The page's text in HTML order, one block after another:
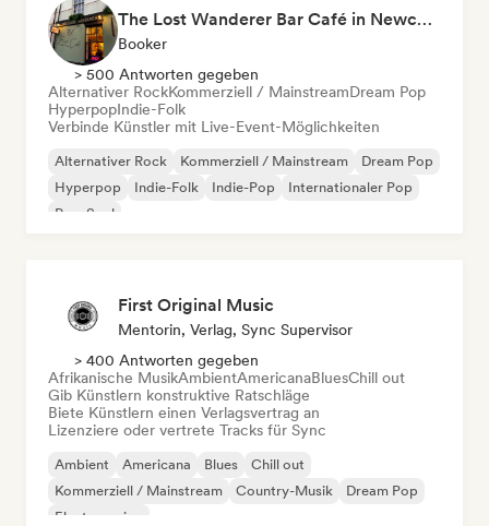
The Lost Wanderer Bar Café in Newcastle
Booker
> 500 Antworten gegeben
Alternativer RockKommerziell / MainstreamDream Pop
HyperpopIndie-Folk
Verbinde Künstler mit Live-Event-Möglichkeiten
Alternativer Rock Kommerziell / Mainstream
Dream Pop
Hyperpop
Indie-Folk Indie-Pop
Internationaler Pop
Pop-Soul
First Original Music
Mentorin, Verlag, Sync Supervisor
> 400 Antworten gegeben
Afrikanische MusikAmbientAmericanaBluesChill out
Gib Künstlern konstruktive Ratschläge
Biete Künstlern einen Verlagsvertrag an
Lizenziere oder vertrete Tracks für Sync
Ambient Americana Blues
Chill out
Kommerziell / Mainstream
Country-Musik
Dream Pop
Electro swing